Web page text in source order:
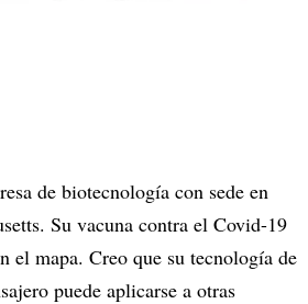
de biotecnología con sede en
Su vacuna contra el Covid-19
el mapa. Creo que su tecnología de
puede aplicarse a otras